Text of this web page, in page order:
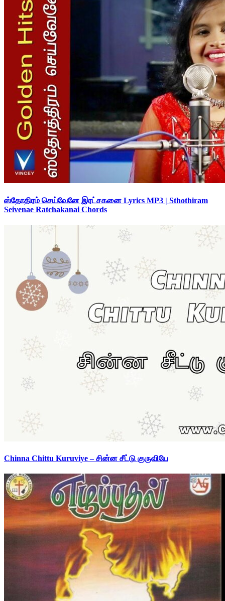
ஸ்தோதிரம் செய்வேனே இரட்சகனை Lyrics MP3 | Sthothiram
Seivenae Ratchakanai Chords
Chinna Chittu Kuruviye – சின்ன சீட்டு குருவியே